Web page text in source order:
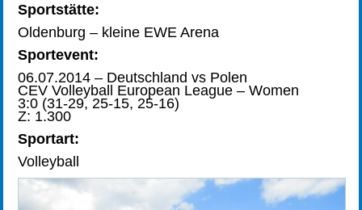
Sportstätte:
Oldenburg – kleine EWE Arena
Sportevent:
06.07.2014 – Deutschland vs Polen
CEV Volleyball European League – Women
3:0 (31-29, 25-15, 25-16)
Z: 1.300
Sportart:
Volleyball